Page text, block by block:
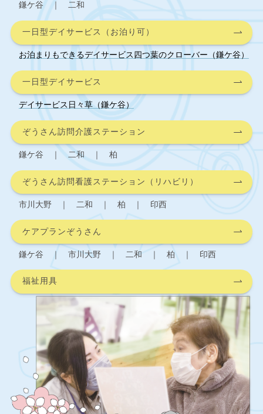
鎌ケ谷 ｜ 二和
一日型デイサービス（お泊り可）
お泊まりもできるデイサービス四つ葉のクローバー（鎌ケ谷）
一日型デイサービス
デイサービス日々草（鎌ケ谷）
ぞうさん訪問介護ステーション
鎌ケ谷 ｜ 二和 ｜ 柏
ぞうさん訪問看護ステーション（リハビリ）
市川大野 ｜ 二和 ｜ 柏 ｜ 印西
ケアプランぞうさん
鎌ケ谷 ｜ 市川大野 ｜ 二和 ｜ 柏 ｜ 印西
福祉用具